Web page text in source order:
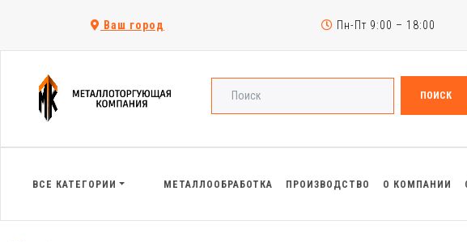
Ваш город Пн-Пт 9:00 – 18:00
ПОИСК
ВСЕ КАТЕГОРИИ МЕТАЛЛООБРАБОТКА ПРОИЗВОДСТВО О КОМПАНИИ